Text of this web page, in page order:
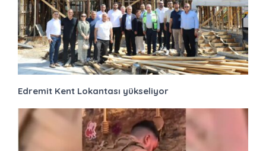
Edremit Kent Lokantası yükseliyor